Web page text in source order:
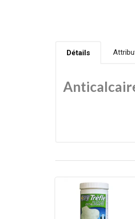
Détails
séquestrant les ions
Avantages
Prévention du
Protection des